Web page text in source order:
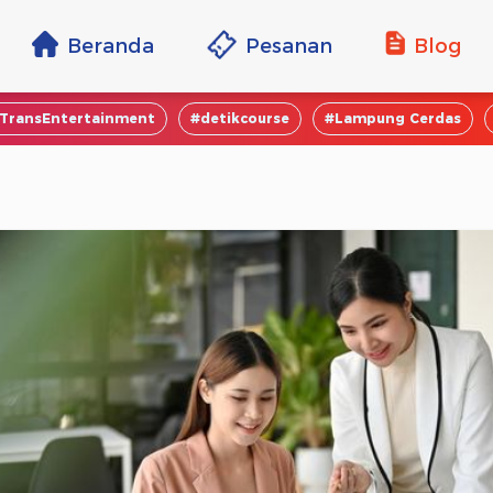
Beranda Pesanan Blog
#detikcourse #Lampung Cerdas